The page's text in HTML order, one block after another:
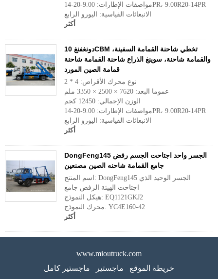
مواصفات الإطارات: 9.00-20-14PR، 9.00R20-14PR
الانبعاثات القياسية: اليورو الرابع
أكثر
دونغفنغ 10CBM تخطي شاحنة القمامة السفينة،
والقمامة شاحنة، سوينغ الذراع شاحنة القمامة شاحنة
قمامة الصين المورد
عموما البعد: 7620 × 2500 × 3350 ملم
الوزن الإجمالي: 12450 كجم
مواصفات الإطارات: 9.00-20-14PR، 9.00R20-14PR
الانبعاثات القياسية: اليورو الرابع
أكثر
DongFeng145 الجسر واحد اجتاحت الجسم رفض
جامع القمامة شاحنه الصين مصنعين
اسم المنتج: DongFeng145 الجسر الوحيد الذي
اجتاحت الهيئة الرفض جامع
هيكل النموذج: EQ1121GKJ2
محرك النموذج: YC4E160-42
أكثر
www.mioutruck.com
خريطة الموقع
ماجستير ماجستير كامل